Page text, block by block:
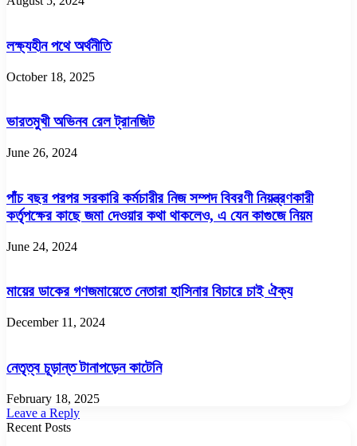
লক্ষ্যহীন পথে অর্থনীতি
October 18, 2025
ভারতমুখী অভিনব রেল ট্রানজিট
June 26, 2024
পাঁচ বছর পরপর সরকারি কর্মচারীর নিজ সম্পদ বিবরণী নিয়ন্ত্রণকারী
কর্তৃপক্ষের কাছে জমা দেওয়ার কথা থাকলেও, এ যেন কাগুজে নিয়ম
June 24, 2024
মায়ের ডাকের গণজমায়েতে নেতারা হাসিনার বিচারে চাই ঐক্য
December 11, 2024
নেতৃত্ব চূড়ান্ত টানাপড়েন কাটেনি
February 18, 2025
Leave a Reply
Recent Posts